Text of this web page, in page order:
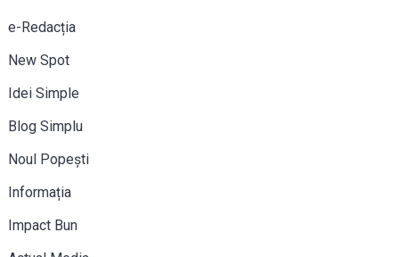
e-Redacția
New Spot
Idei Simple
Blog Simplu
Noul Popești
Informația
Impact Bun